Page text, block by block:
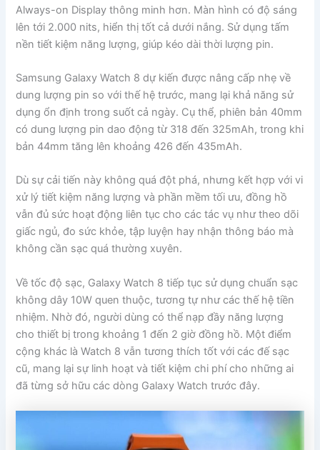
Always-on Display thông minh hơn. Màn hình có độ sáng
lên tới 2.000 nits, hiển thị tốt cả dưới nắng. Sử dụng tấm
nền tiết kiệm năng lượng, giúp kéo dài thời lượng pin.
Samsung Galaxy Watch 8 dự kiến được nâng cấp nhẹ về
dung lượng pin so với thế hệ trước, mang lại khả năng sử
dụng ổn định trong suốt cả ngày. Cụ thể, phiên bản 40mm
có dung lượng pin dao động từ 318 đến 325mAh, trong khi
bản 44mm tăng lên khoảng 426 đến 435mAh.
Dù sự cải tiến này không quá đột phá, nhưng kết hợp với vi
xử lý tiết kiệm năng lượng và phần mềm tối ưu, đồng hồ
vẫn đủ sức hoạt động liên tục cho các tác vụ như theo dõi
giấc ngủ, đo sức khỏe, tập luyện hay nhận thông báo mà
không cần sạc quá thường xuyên.
Về tốc độ sạc, Galaxy Watch 8 tiếp tục sử dụng chuẩn sạc
không dây 10W quen thuộc, tương tự như các thế hệ tiền
nhiệm. Nhờ đó, người dùng có thể nạp đầy năng lượng
cho thiết bị trong khoảng 1 đến 2 giờ đồng hồ. Một điểm
cộng khác là Watch 8 vẫn tương thích tốt với các đế sạc
cũ, mang lại sự linh hoạt và tiết kiệm chi phí cho những ai
đã từng sở hữu các dòng Galaxy Watch trước đây.